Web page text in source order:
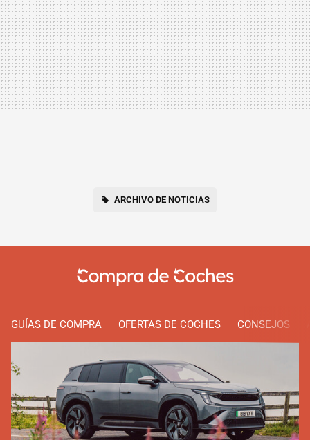
ARCHIVO DE NOTICIAS
GUÍAS DE COMPRA OFERTAS DE COCHES CONSEJOS